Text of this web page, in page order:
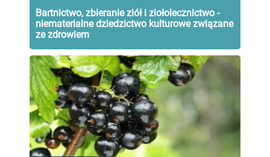
Bartnictwo, zbieranie ziół i ziołolecznictwo -
niematerialne dziedzictwo kulturowe związane
ze zdrowiem